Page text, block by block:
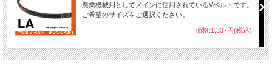
農業機械用としてメインに使用されているVベルトです。
ご希望のサイズをご選択ください。
価格:1,337円(税込)